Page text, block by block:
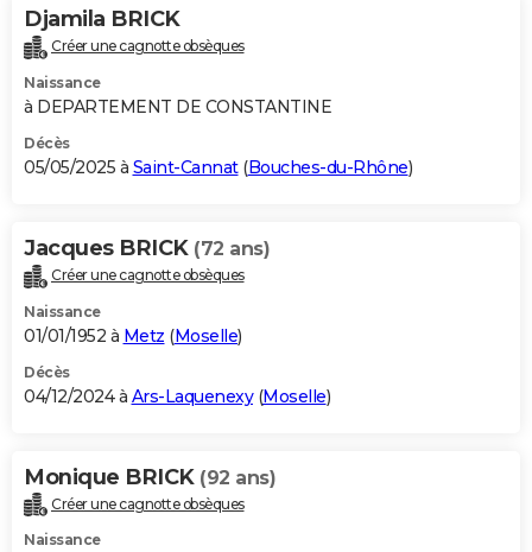
Bricolage
Lifestyle
Culture
Sport
Auto
Television
Voyage
Cinema
Djamila BRICK
Créer une cagnotte obsèques
Naissance
à DEPARTEMENT DE CONSTANTINE
Décès
05/05/2025 à Saint-Cannat(Bouches-du-Rhône)
Jacques BRICK (72 ans)
Créer une cagnotte obsèques
Naissance
01/01/1952 à Metz (Moselle)
Décès
04/12/2024 à Ars-Laquenexy(Moselle)
Monique BRICK (92 ans)
Créer une cagnotte obsèques
Naissance